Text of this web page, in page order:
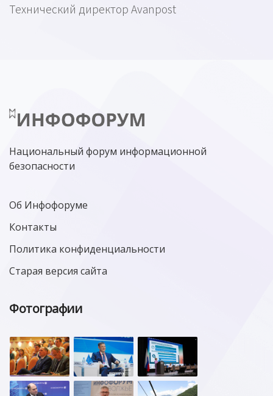
Технический директор Avanpost
Национальный форум информационной
безопасности
Об Инфофоруме
Контакты
Политика конфиденциальности
Старая версия сайта
Фотографии